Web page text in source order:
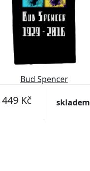
Bud Spencer
449 Kč skladem